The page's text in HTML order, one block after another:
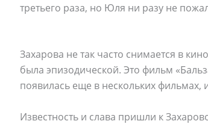
третьего раза, но Юля ни разу не
Захарова не так часто снимается в
была эпизодической. Это фильм
появилась еще в нескольких
Известность и слава пришли к